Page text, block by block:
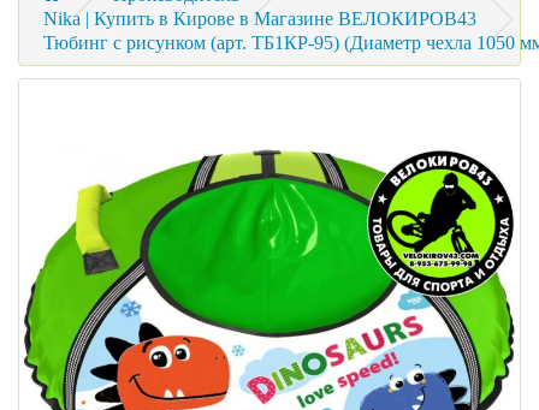
Nika | Купить в Кирове в Магазине ВЕЛОКИРОВ43
Тюбинг с рисунком (арт. ТБ1КР-95) (Диаметр чехла 1050